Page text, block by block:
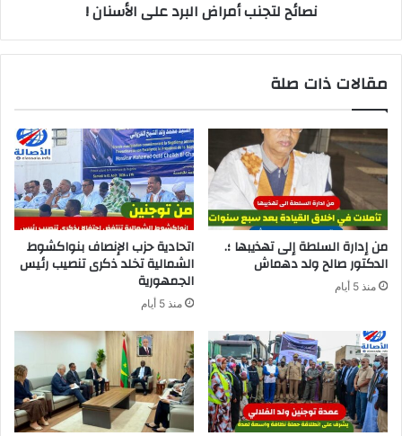
نصائح لتجنب أمراض البرد على الأسنان !
مقالات ذات صلة
من إدارة السلطة إلى تهذيبها ؛.
الدكتور صالح ولد دهماش
منذ 5 أيام
اتحادية حزب الإنصاف بنواكشوط
الشمالية تخلد ذكرى تنصيب رئيس
الجمهورية
منذ 5 أيام